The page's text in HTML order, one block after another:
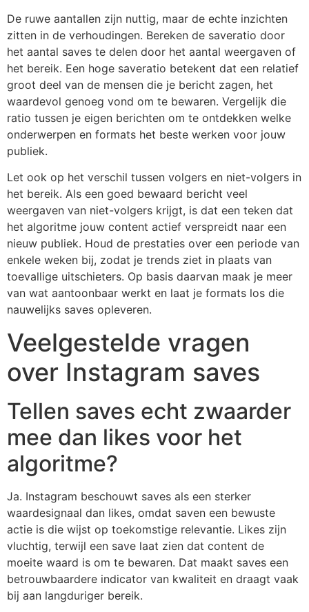
De ruwe aantallen zijn nuttig, maar de echte inzichten
zitten in de verhoudingen. Bereken de saveratio door
het aantal saves te delen door het aantal weergaven of
het bereik. Een hoge saveratio betekent dat een relatief
groot deel van de mensen die je bericht zagen, het
waardevol genoeg vond om te bewaren. Vergelijk die
ratio tussen je eigen berichten om te ontdekken welke
onderwerpen en formats het beste werken voor jouw
publiek.
Let ook op het verschil tussen volgers en niet-volgers in
het bereik. Als een goed bewaard bericht veel
weergaven van niet-volgers krijgt, is dat een teken dat
het algoritme jouw content actief verspreidt naar een
nieuw publiek. Houd de prestaties over een periode van
enkele weken bij, zodat je trends ziet in plaats van
toevallige uitschieters. Op basis daarvan maak je meer
van wat aantoonbaar werkt en laat je formats los die
nauwelijks saves opleveren.
Veelgestelde vragen
over Instagram saves
Tellen saves echt zwaarder
mee dan likes voor het
algoritme?
Ja. Instagram beschouwt saves als een sterker
waardesignaal dan likes, omdat saven een bewuste
actie is die wijst op toekomstige relevantie. Likes zijn
vluchtig, terwijl een save laat zien dat content de
moeite waard is om te bewaren. Dat maakt saves een
betrouwbaardere indicator van kwaliteit en draagt vaak
bij aan langduriger bereik.